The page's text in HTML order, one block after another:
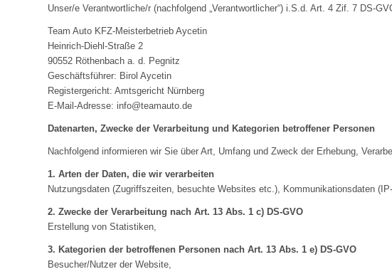
Unser/e Verantwortliche/r (nachfolgend „Verantwortlicher“) i.S.d. Art. 4 Zif. 7 DS-
Team Auto KFZ-Meisterbetrieb Aycetin
Heinrich-Diehl-Straße 2
90552 Röthenbach a. d. Pegnitz
Geschäftsführer: Birol Aycetin
Registergericht: Amtsgericht Nürnberg
E-Mail-Adresse: info@teamauto.de
Datenarten, Zwecke der Verarbeitung und Kategorien betroffener Personen
Nachfolgend informieren wir Sie über Art, Umfang und Zweck der Erhebung,
1. Arten der Daten, die wir verarbeiten
Nutzungsdaten (Zugriffszeiten, besuchte Websites etc.), Kommunikationsdaten
2. Zwecke der Verarbeitung nach Art. 13 Abs. 1 c) DS-GVO
Erstellung von Statistiken,
3. Kategorien der betroffenen Personen nach Art. 13 Abs. 1 e) DS-GVO
Besucher/Nutzer der Website,